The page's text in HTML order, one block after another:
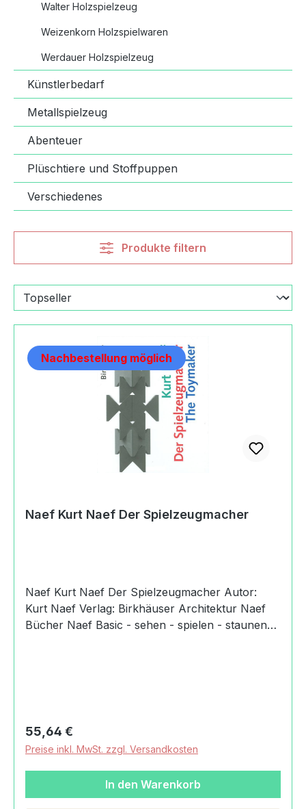
Walter Holzspielzeug
Weizenkorn Holzspielwaren
Werdauer Holzspielzeug
Künstlerbedarf
Metallspielzeug
Abenteuer
Plüschtiere und Stoffpuppen
Verschiedenes
Produkte filtern
Nachbestellung möglich
Naef Kurt Naef Der Spielzeugmacher
Naef Kurt Naef Der Spielzeugmacher Autor:
Kurt Naef Verlag: Birkhäuser Architektur Naef
Bücher Naef Basic - sehen - spielen - staunen"
unterstützt Naef die Eltern in ihrem Bemühen um
das Wohl ihres Kindes. Deshalb ist die
Verwendung von unbedenklichen Farben und
die Einhaltung von Sicherheitsnormen für Naef
eine Selbstverständlichkeit und Verpflichtung.
Produktdaten und Details zu Naef Kurt Naef Der
Regulärer Preis:
55,64 €
Preise inkl. MwSt. zzgl. Versandkosten
In den Warenkorb